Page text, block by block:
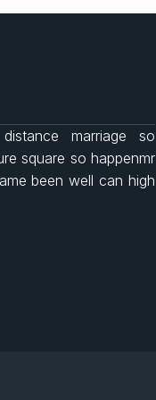
marriage so
square so happenmr
been well can high